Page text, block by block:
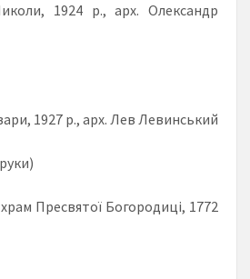
1924 р., арх. Олександр
1927 р., арх. Лев Левинський
Пресвятої Богородиці, 1772